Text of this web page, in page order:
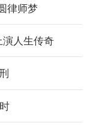
律师梦
人生传奇